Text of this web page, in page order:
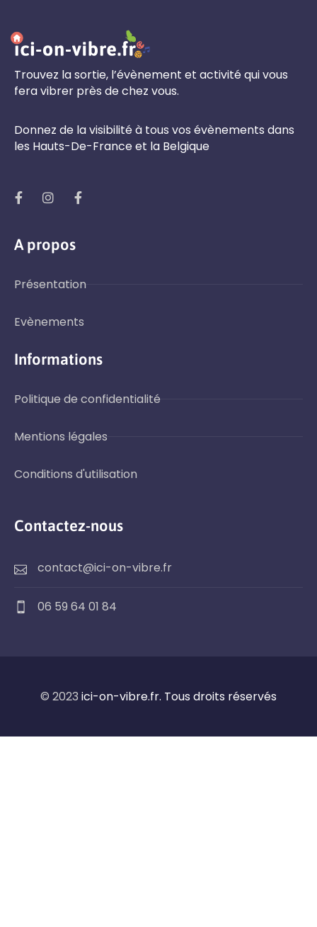
Trouvez la sortie, l’évènement et activité qui vous
fera vibrer près de chez vous.
Donnez de la visibilité à tous vos évènements dans
les Hauts-De-France et la Belgique
A propos
Présentation
Evènements
Informations
Politique de confidentialité
Mentions légales
Conditions d'utilisation
Contactez-nous
contact@ici-on-vibre.fr
06 59 64 01 84
© 2023 ici-on-vibre.fr. Tous droits réservés